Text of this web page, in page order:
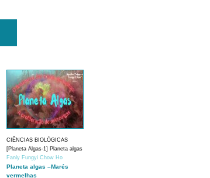
CIÊNCIAS BIOLÓGICAS
[Planeta Algas-1] Planeta algas
Fanly Fungyi Chow Ho
Planeta algas –Marés
vermelhas